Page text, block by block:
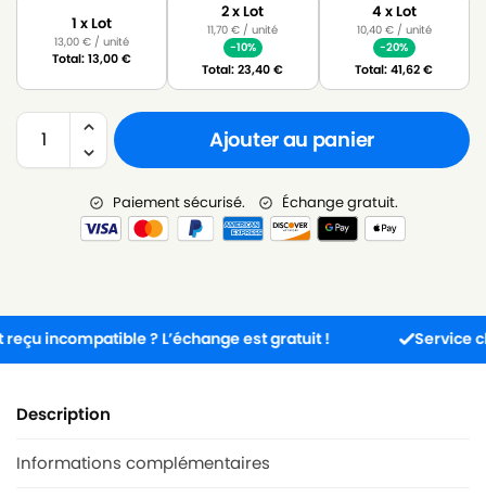
1 x Lot
13,00€ / unité
Total:13,00€
2 x Lot
11,70€ / unité
-10%
Total:23,40€
4 x Lot
10,40 €/ unité
-20%
Total:41,62€
Ajouter au panier
Paiement sécurisé. Échange gratuit.
? L’échange est gratuit ! Service
Description
Informations complémentaires